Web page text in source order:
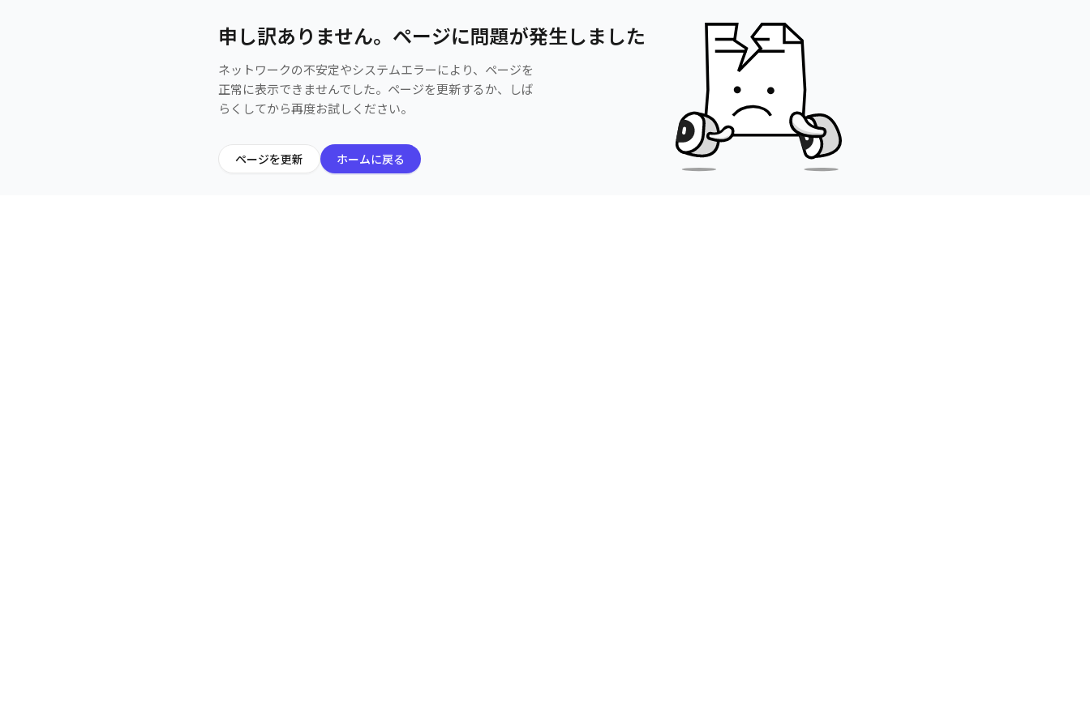
申し訳ありません。ページに問題が発生しました
ネットワークの不安定やシステムエラーにより、ページを
正常に表示できませんでした。ページを更新するか、しば
らくしてから再度お試しください。
ページを更新 ホームに戻る